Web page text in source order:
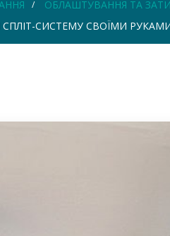
ОБЛАШТУВАННЯ ТА
СИСТЕМУ СВОЇМИ